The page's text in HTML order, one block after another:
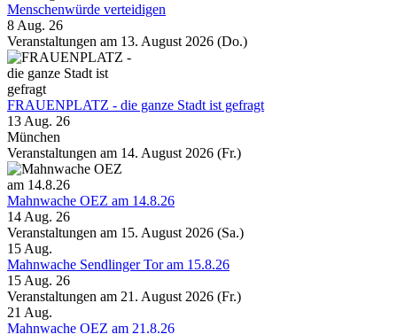
Menschenwürde verteidigen
8 Aug. 26
Veranstaltungen am 13. August 2026 (Do.)
FRAUENPLATZ - die ganze Stadt ist gefragt
13 Aug. 26
München
Veranstaltungen am 14. August 2026 (Fr.)
Mahnwache OEZ am 14.8.26
14 Aug. 26
Veranstaltungen am 15. August 2026 (Sa.)
15 Aug.
Mahnwache Sendlinger Tor am 15.8.26
15 Aug. 26
Veranstaltungen am 21. August 2026 (Fr.)
21 Aug.
Mahnwache OEZ am 21.8.26